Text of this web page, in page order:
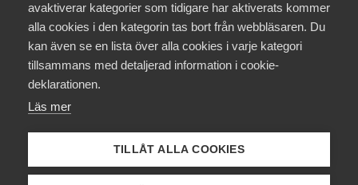
avaktiverar kategorier som tidigare har aktiverats kommer
alla cookies i den kategorin tas bort från webbläsaren. Du
kan även se en lista över alla cookies i varje kategori
tillsammans med detaljerad information i cookie-
deklarationen.
Läs mer
TILLÅT ALLA COOKIES
Kompetens­företagen
Medie­företagen
Säkerhets­företagen
Tåg­företagen
Mina sidor
Kurser & utbildningar
Remiss
Under bearbetning